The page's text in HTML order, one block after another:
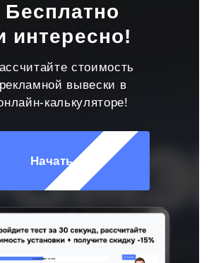
Бесплатно
интересно!
стоимость
рекламной вывески в
калькуляторе!
Начать